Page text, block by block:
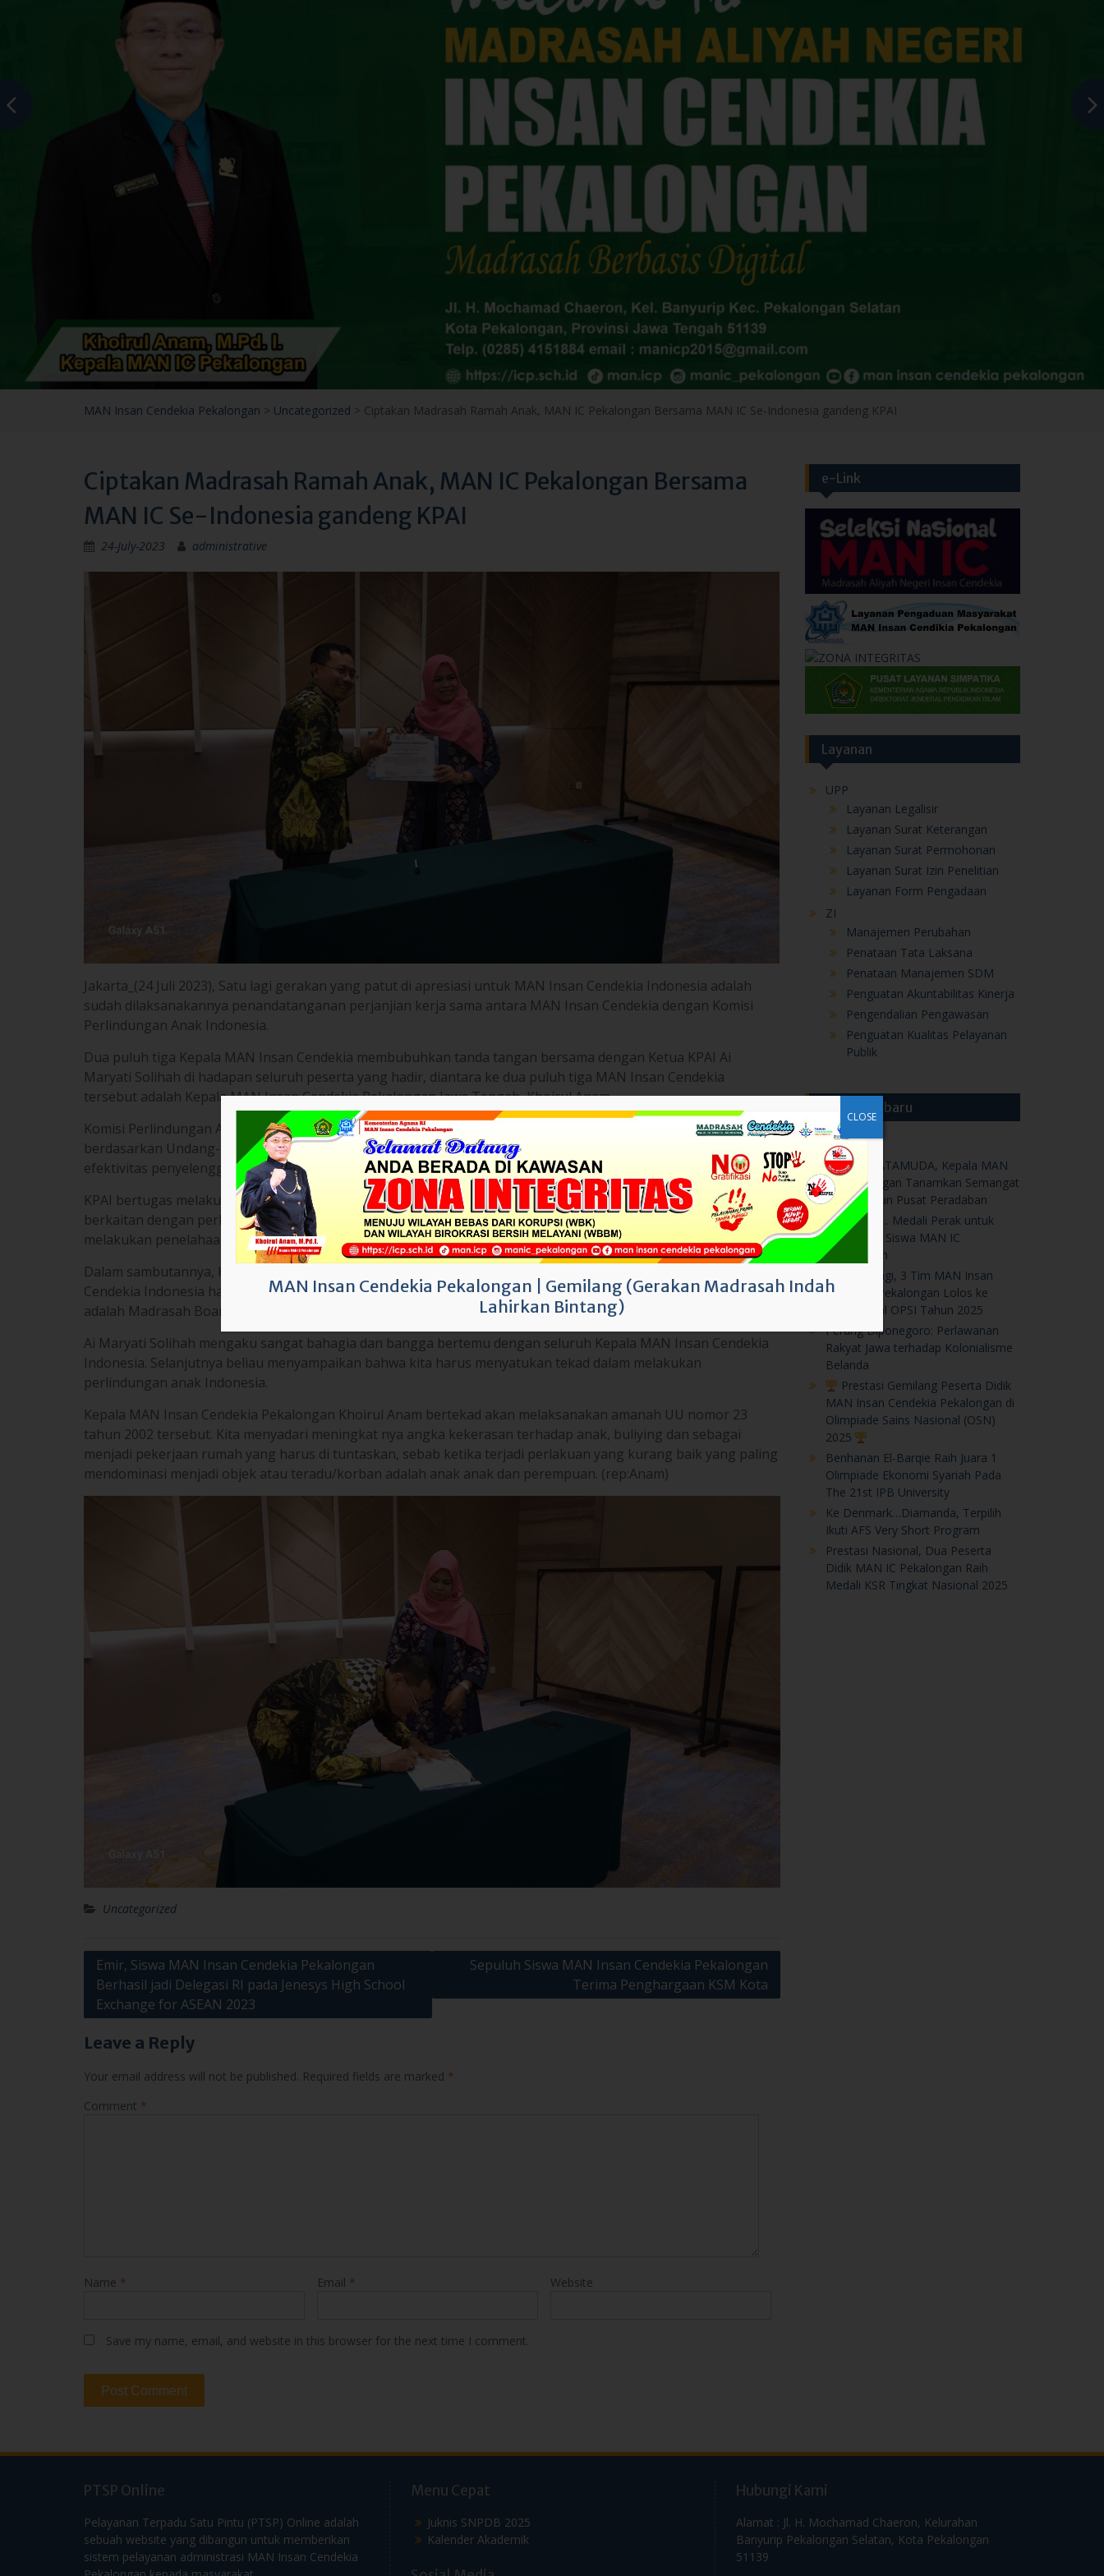
Ciptakan Madrasah Ramah Anak, MAN IC Pekalongan Bersama MAN IC Se-Indonesia gandeng KPAI
Ciptakan Madrasah Ramah Anak, MAN IC Pekalongan Bersama
MAN IC Se-Indonesia gandeng KPAI
Jakarta_(24 Juli 2023), Satu lagi gerakan yang patut di apresiasi untuk MAN Insan Cendekia Indonesia adalah
sudah dilaksanakannya penandatanganan perjanjian kerja sama antara MAN Insan Cendekia dengan Komisi
Perlindungan Anak Indonesia.
Dua puluh tiga Kepala MAN Insan Cendekia membubuhkan tanda tangan bersama dengan Ketua KPAI Ai
Maryati Solihah di hadapan seluruh peserta yang hadir, diantara ke dua puluh tiga MAN Insan Cendekia
tersebut adalah Kepala MAN Insan Cendekia Pekalongan Jawa Tengah, Khoirul Anam.
Komisi Perlindungan Anak Indonesia, disingkat KPAI adalah lembaga independen Indonesia yang dibentuk
berdasarkan Undang-Undang Nomor 23 Tahun 2002 tentang Perlindungan Anak dalam rangka meningkatkan
efektivitas penyelenggaraan perlindungan anak.
KPAI bertugas melakukan sosialisasi mengenai seluruh ketentuan peraturan perundang-undangan yang
berkaitan dengan perlindungan anak, mengumpulkan data dan informasi, menerima pengaduan masyrakat,
melakukan penelahaan, pemantauan, evaluasi dan pengawasan terhadap penyelenggaraan kepentingan anak.
Dalam sambutannya, Ketua KKM MAN Insan Cendekia Indonesia Abdul Basit menyampaikan bahwa MAN Insan
Cendekia Indonesia harus menjadi pelopor dalam perlindungan anak Indonesia. Apalagi MAN Insan Cendekia
adalah Madrasah Boarding yang kehidupan nya 24 jam di Asrama dan Madrasah.
Ai Maryati Solihah mengaku sangat bahagia dan bangga bertemu dengan seluruh Kepala MAN Insan Cendekia
Indonesia. Selanjutnya beliau menyampaikan bahwa kita harus menyatukan tekad dalam melakukan
perlindungan anak Indonesia.
Kepala MAN Insan Cendekia Pekalongan Khoirul Anam bertekad akan melaksanakan amanah UU nomor 23
tahun 2002 tersebut. Kita menyadari meningkat nya angka kekerasan terhadap anak, buliying dan sebagai
menjadi pekerjaan rumah yang harus di tuntaskan, sebab ketika terjadi perlakuan yang kurang baik yang paling
mendominasi menjadi objek atau teradu/korban adalah anak anak dan perempuan. (rep:Anam)
navigation
Emir, Siswa MAN Insan Cendekia Pekalongan
Berhasil jadi Delegasi RI pada Jenesys High School
Exchange for ASEAN 2023
Sepuluh Siswa MAN Insan Cendekia Pekalongan
Terima Penghargaan KSM Kota
Leave a Reply
Your email address will not be published. Required fields are marked
Comment*
e-Link
Layanan
UPP
Layanan Legalisir
Layanan Surat Keterangan
Layanan Surat Permohonan
Layanan Form Pengadaan
ZI
Manajemen Perubahan
Penataan Tata Laksana
Penataan Manajemen SDM
Penguatan Akuntabilitas Kinerja
Penguatan Kualitas Pelayanan
Publik
Berita Terbaru
Membangun Pusat Peradaban
Luar biasa,.. Medali Perak untuk
Karya Duo Siswa MAN IC
Pekalongan
Prestasi Lagi, 3 Tim MAN Insan
Cendekia Pekalongan Lolos ke
Tahap Final OPSI Tahun 2025
Perang Diponegoro: Perlawanan
Rakyat Jawa terhadap Kolonialisme
Belanda
Prestasi Gemilang Peserta Didik
MAN Insan Cendekia Pekalongan di
Olimpiade Sains Nasional (OSN)
2025
Benhanan El-Barqie Raih Juara 1
Olimpiade Ekonomi Syariah Pada
The 21st IPB University
Ke Denmark…Diamanda, Terpilih
Ikuti AFS Very Short Program
Prestasi Nasional, Dua Peserta
Didik MAN IC Pekalongan Raih
Medali KSR Tingkat Nasional 2025
PTSP Online
sistem pelayanan administrasi MAN Insan Cendekia
51139
Telp. (0285) 4151884
Email:
manicpekalongan@icp.sch.id
MAN Insan Cendekia Pekalongan
Gemilang (Gerakan Madrasah Indah
Lahirkan Bintang)
CLOSE